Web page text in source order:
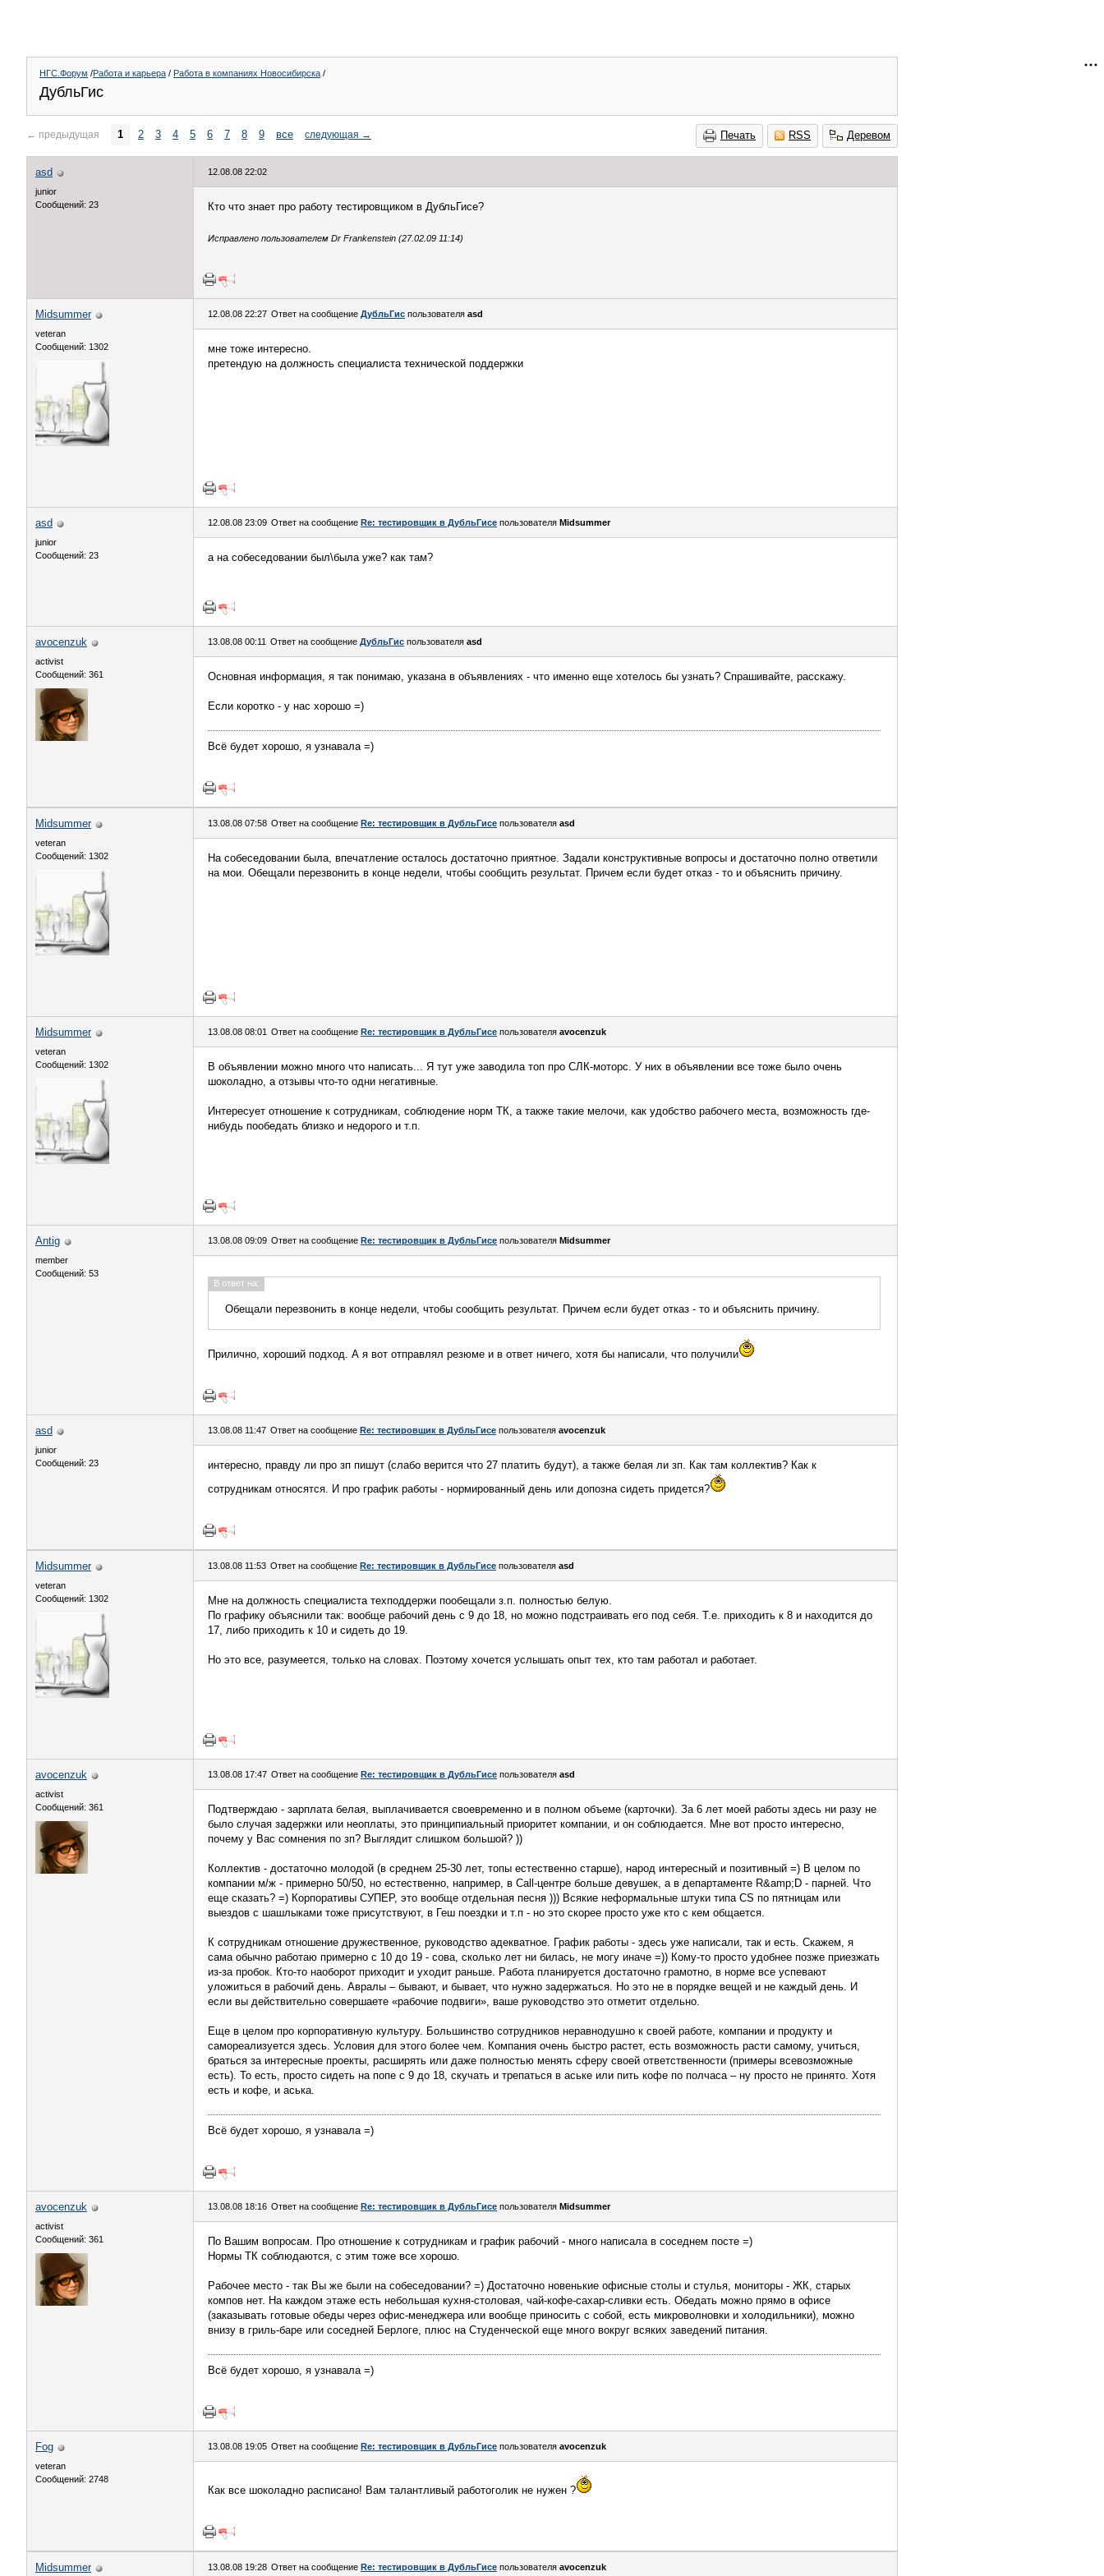
НГС.Форум /Работа и карьера / Работа в компаниях Новосибирска /
ДубльГис
Печать RSS Деревом
← предыдущая 1 2 3 4 5 6 7 8 9 все следующая →
asd
junior
Сообщений: 23
12.08.08 22:02
Кто что знает про работу тестировщиком в ДубльГисе?
Исправлено пользователем Dr Frankenstein (27.02.09 11:14)
Midsummer
veteran
Сообщений: 1302
12.08.08 22:27 Ответ на сообщение ДубльГис пользователя asd
мне тоже интересно.
претендую на должность специалиста технической поддержки
asd
junior
Сообщений: 23
12.08.08 23:09 Ответ на сообщение Re: тестировщик в ДубльГисе пользователя Midsummer
а на собеседовании был\была уже? как там?
avocenzuk
activist
Сообщений: 361
13.08.08 00:11 Ответ на сообщение ДубльГис пользователя asd
Основная информация, я так понимаю, указана в объявлениях - что именно еще хотелось бы узнать? Спрашивайте, расскажу.
Если коротко - у нас хорошо =)
Всё будет хорошо, я узнавала =)
Midsummer
veteran
Сообщений: 1302
13.08.08 07:58 Ответ на сообщение Re: тестировщик в ДубльГисе пользователя asd
На собеседовании была, впечатление осталось достаточно приятное. Задали конструктивные вопросы и достаточно полно ответили
на мои. Обещали перезвонить в конце недели, чтобы сообщить результат. Причем если будет отказ - то и объяснить причину.
Midsummer
veteran
Сообщений: 1302
13.08.08 08:01 Ответ на сообщение Re: тестировщик в ДубльГисе пользователя avocenzuk
В объявлении можно много что написать... Я тут уже заводила топ про СЛК-моторс. У них в объявлении все тоже было очень
шоколадно, а отзывы что-то одни негативные.
Интересует отношение к сотрудникам, соблюдение норм ТК, а также такие мелочи, как удобство рабочего места, возможность где-
нибудь пообедать близко и недорого и т.п.
Antig
member
Сообщений: 53
13.08.08 09:09 Ответ на сообщение Re: тестировщик в ДубльГисе пользователя Midsummer
В ответ на:
Обещали перезвонить в конце недели, чтобы сообщить результат. Причем если будет отказ - то и объяснить причину.
Прилично, хороший подход. А я вот отправлял резюме и в ответ ничего, хотя бы написали, что получили
asd
junior
Сообщений: 23
13.08.08 11:47 Ответ на сообщение Re: тестировщик в ДубльГисе пользователя avocenzuk
интересно, правду ли про зп пишут (слабо верится что 27 платить будут), а также белая ли зп. Как там коллектив? Как к
сотрудникам относятся. И про график работы - нормированный день или допозна сидеть придется?
Midsummer
veteran
Сообщений: 1302
13.08.08 11:53 Ответ на сообщение Re: тестировщик в ДубльГисе пользователя asd
Мне на должность специалиста техподдержи пообещали з.п. полностью белую.
По графику объяснили так: вообще рабочий день с 9 до 18, но можно подстраивать его под себя. Т.е. приходить к 8 и находится до
17, либо приходить к 10 и сидеть до 19.
Но это все, разумеется, только на словах. Поэтому хочется услышать опыт тех, кто там работал и работает.
avocenzuk
activist
Сообщений: 361
13.08.08 17:47 Ответ на сообщение Re: тестировщик в ДубльГисе пользователя asd
Подтверждаю - зарплата белая, выплачивается своевременно и в полном объеме (карточки). За 6 лет моей работы здесь ни разу не
было случая задержки или неоплаты, это принципиальный приоритет компании, и он соблюдается. Мне вот просто интересно,
почему у Вас сомнения по зп? Выглядит слишком большой? ))
Коллектив - достаточно молодой (в среднем 25-30 лет, топы естественно старше), народ интересный и позитивный =) В целом по
компании м/ж - примерно 50/50, но естественно, например, в Call-центре больше девушек, а в департаменте R&amp;D - парней. Что
еще сказать? =) Корпоративы СУПЕР, это вообще отдельная песня ))) Всякие неформальные штуки типа CS по пятницам или
выездов с шашлыками тоже присутствуют, в Геш поездки и т.п - но это скорее просто уже кто с кем общается.
К сотрудникам отношение дружественное, руководство адекватное. График работы - здесь уже написали, так и есть. Скажем, я
сама обычно работаю примерно с 10 до 19 - сова, сколько лет ни билась, не могу иначе =)) Кому-то просто удобнее позже приезжать
из-за пробок. Кто-то наоборот приходит и уходит раньше. Работа планируется достаточно грамотно, в норме все успевают
уложиться в рабочий день. Авралы – бывают, и бывает, что нужно задержаться. Но это не в порядке вещей и не каждый день. И
если вы действительно совершаете «рабочие подвиги», ваше руководство это отметит отдельно.
Еще в целом про корпоративную культуру. Большинство сотрудников неравнодушно к своей работе, компании и продукту и
самореализуется здесь. Условия для этого более чем. Компания очень быстро растет, есть возможность расти самому, учиться,
браться за интересные проекты, расширять или даже полностью менять сферу своей ответственности (примеры всевозможные
есть). То есть, просто сидеть на попе с 9 до 18, скучать и трепаться в аське или пить кофе по полчаса – ну просто не принято. Хотя
есть и кофе, и аська.
Всё будет хорошо, я узнавала =)
avocenzuk
activist
Сообщений: 361
13.08.08 18:16 Ответ на сообщение Re: тестировщик в ДубльГисе пользователя Midsummer
По Вашим вопросам. Про отношение к сотрудникам и график рабочий - много написала в соседнем посте =)
Нормы ТК соблюдаются, с этим тоже все хорошо.
Рабочее место - так Вы же были на собеседовании? =) Достаточно новенькие офисные столы и стулья, мониторы - ЖК, старых
компов нет. На каждом этаже есть небольшая кухня-столовая, чай-кофе-сахар-сливки есть. Обедать можно прямо в офисе
(заказывать готовые обеды через офис-менеджера или вообще приносить с собой, есть микроволновки и холодильники), можно
внизу в гриль-баре или соседней Берлоге, плюс на Студенческой еще много вокруг всяких заведений питания.
Всё будет хорошо, я узнавала =)
Fоg
veteran
Сообщений: 2748
13.08.08 19:05 Ответ на сообщение Re: тестировщик в ДубльГисе пользователя avocenzuk
Как все шоколадно расписано! Вам талантливый работоголик не нужен ?
Midsummer 13.08.08 19:28 Ответ на сообщение Re: тестировщик в ДубльГисе пользователя avocenzuk